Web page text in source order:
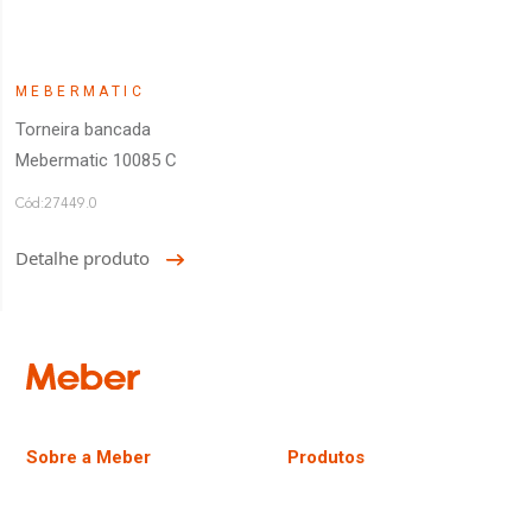
MEBERMATIC
Torneira bancada
Mebermatic 10085 C
Cód:27449.0
Detalhe produto
Sobre a Meber Produtos